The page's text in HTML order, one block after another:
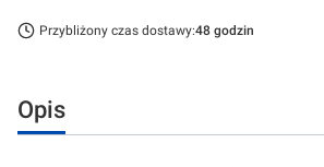
Przybliżony czas dostawy:48 godzin
Opis